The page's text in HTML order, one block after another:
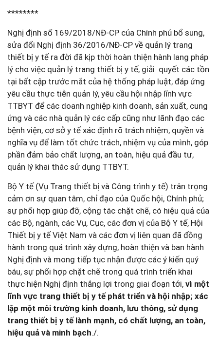
********
Nghị định số 169/2018/NĐ-CP của Chính phủ bổ sung,
sửa đổi Nghị định 36/2016/NĐ-CP về quản lý trang
thiết bị y tế ra đời đã kịp thời hoàn thiện hành lang pháp
lý cho việc quản lý trang thiết bị y tế, giải quyết các tồn
tại bất cập trước mắt của hệ thống pháp luật, đáp ứng
yêu cầu thực tiễn quản lý, yêu cầu hội nhập lĩnh vực
TTBYT để các doanh nghiệp kinh doanh, sản xuất, cung
ứng và các nhà quản lý các cấp cũng như lãnh đạo các
bệnh viện, cơ sở y tế xác định rõ trách nhiệm, quyền và
nghĩa vụ để làm tốt chức trách, nhiệm vụ của mình, góp
phần đảm bảo chất lượng, an toàn, hiệu quả đầu tư,
quản lý khai thác sử dụng TTBYT.
Bộ Y tế (Vụ Trang thiết bị và Công trình y tế) trân trọng
cảm ơn sự quan tâm, chỉ đạo của Quốc hội, Chính phủ;
sự phối hợp giúp đỡ, cộng tác chặt chẽ, có hiệu quả của
các Bộ, ngành, các Vụ, Cục, các đơn vị của Bộ Y tế, Hội
Thiết bị y tế Việt Nam và các đơn vị liên quan đã đồng
hành trong quá trình xây dựng, hoàn thiện và ban hành
Nghị định và mong tiếp tục nhận được các ý kiến quý
báu, sự phối hợp chặt chẽ trong quá trình triển khai
thực hiện Nghị định thắng lợi trong giai đoạn tới, vì một
lĩnh vực trang thiết bị y tế phát triển và hội nhập; xác
lập một môi trường kinh doanh, lưu thông, sử dụng
trang thiết bị y tế lành mạnh, có chất lượng, an toàn,
hiệu quả và minh bạch./.